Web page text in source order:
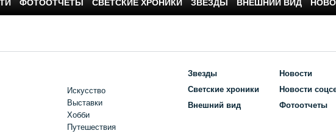
ФОТООТЧЕТЫ СВЕТСКИЕ ХРОНИКИ ЗВЕЗДЫ ВНЕШНИЙ ВИД
Искусство
Выставки
Хобби
Путешествия
Звезды
Светские хроники
Внешний вид
Новости
Новости
Фотоотчеты